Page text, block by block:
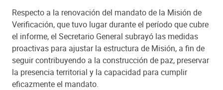
Respecto a la renovación del mandato de la Misión de
Verificación, que tuvo lugar durante el período que cubre
el informe, el Secretario General subrayó las medidas
proactivas para ajustar la estructura de Misión, a fin de
seguir contribuyendo a la construcción de paz, preservar
la presencia territorial y la capacidad para cumplir
eficazmente el mandato.